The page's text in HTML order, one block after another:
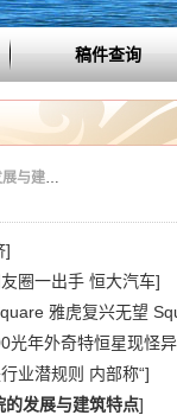
稿件查询
筑特点
]
圈一出手 恒大汽车]
雅虎复兴无望
光年外奇特恒星现怪
业潜规则 内部称“]
的发展与建筑特点]